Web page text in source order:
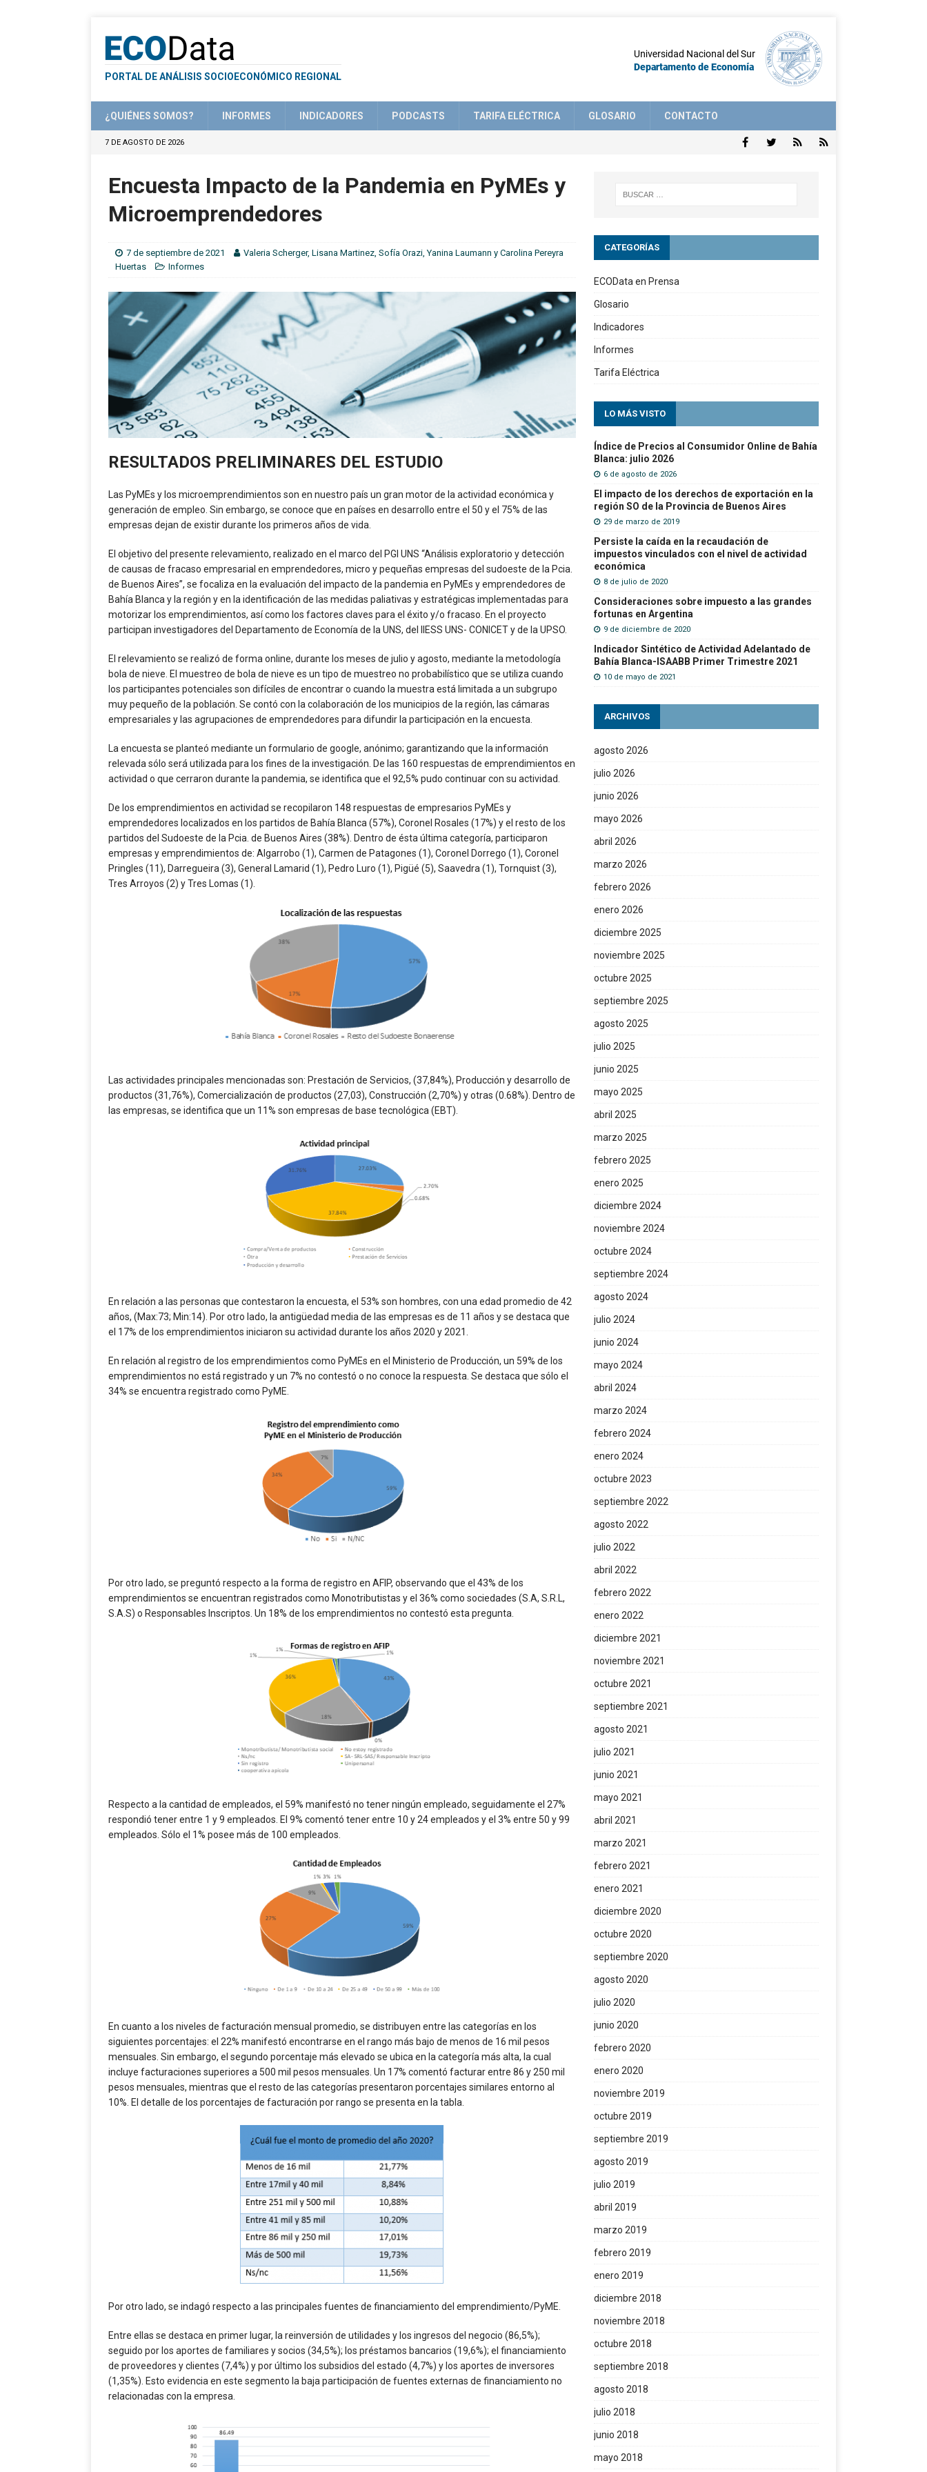
PORTAL DE ANÁLISIS SOCIOECONÓMICO REGIONAL
¿QUIÉNES SOMOS? INFORMES INDICADORES PODCASTS TARIFA ELÉCTRICA GLOSARIO CONTACTO
7 DE AGOSTO DE 2026
Encuesta Impacto de la Pandemia en PyMEs y
Microemprendedores
7 de septiembre de 2021 Valeria Scherger, Lisana Martinez, Sofía Orazi,Yanina Laumann y Carolina Pereyra
Huertas
Informes
RESULTADOS PRELIMINARES DEL ESTUDIO
Las PyMEs y los microemprendimientos son en nuestro país un gran motor de la actividad económica y
generación de empleo. Sin embargo, se conoce que en países en desarrollo entre el 50 y el 75% de las
empresas dejan de existir durante los primeros años de vida.
El objetivo del presente relevamiento, realizado en el marco del PGI UNS “Análisis exploratorio y detección
de causas de fracaso empresarial en emprendedores, micro y pequeñas empresas del sudoeste de la Pcia.
de Buenos Aires”, se focaliza en la evaluación del impacto de la pandemia en PyMEs y emprendedores de
Bahía Blanca y la región y en la identificación de las medidas paliativas y estratégicas implementadas para
motorizar los emprendimientos, así como los factores claves para el éxito y/o fracaso. En el proyecto
participan investigadores del Departamento de Economía de la UNS, del IIESS UNS- CONICET y de la UPSO.
El relevamiento se realizó de forma online, durante los meses de julio y agosto, mediante la metodología
bola de nieve. El muestreo de bola de nieve es un tipo de muestreo no probabilístico que se utiliza cuando
los participantes potenciales son difíciles de encontrar o cuando la muestra está limitada a un subgrupo
muy pequeño de la población. Se contó con la colaboración de los municipios de la región, las cámaras
empresariales y las agrupaciones de emprendedores para difundir la participación en la encuesta.
La encuesta se planteó mediante un formulario de google, anónimo; garantizando que la información
relevada sólo será utilizada para los fines de la investigación. De las 160 respuestas de emprendimientos en
actividad o que cerraron durante la pandemia, se identifica que el 92,5% pudo continuar con su actividad.
De los emprendimientos en actividad se recopilaron 148 respuestas de empresarios PyMEs y
emprendedores localizados en los partidos de Bahía Blanca (57%), Coronel Rosales (17%) y el resto de los
partidos del Sudoeste de la Pcia. de Buenos Aires (38%). Dentro de ésta última categoría, participaron
empresas y emprendimientos de: Algarrobo (1), Carmen de Patagones (1), Coronel Dorrego (1), Coronel
Pringles (11), Darregueira (3), General Lamarid (1), Pedro Luro (1), Pigüé (5), Saavedra (1), Tornquist (3),
Tres Arroyos (2) y Tres Lomas (1).
Las actividades principales mencionadas son: Prestación de Servicios, (37,84%), Producción y desarrollo de
productos (31,76%), Comercialización de productos (27,03), Construcción (2,70%) y otras (0.68%). Dentro de
las empresas, se identifica que un 11% son empresas de base tecnológica (EBT).
En relación a las personas que contestaron la encuesta, el 53% son hombres, con una edad promedio de 42
años, (Max:73; Min:14). Por otro lado, la antigüedad media de las empresas es de 11 años y se destaca que
el 17% de los emprendimientos iniciaron su actividad durante los años 2020 y 2021.
En relación al registro de los emprendimientos como PyMEs en el Ministerio de Producción, un 59% de los
emprendimientos no está registrado y un 7% no contestó o no conoce la respuesta. Se destaca que sólo el
34% se encuentra registrado como PyME.
Por otro lado, se preguntó respecto a la forma de registro en AFIP, observando que el 43% de los
emprendimientos se encuentran registrados como Monotributistas y el 36% como sociedades (S.A, S.R.L,
S.A.S) o Responsables Inscriptos. Un 18% de los emprendimientos no contestó esta pregunta.
Respecto a la cantidad de empleados, el 59% manifestó no tener ningún empleado, seguidamente el 27%
respondió tener entre 1 y 9 empleados. El 9% comentó tener entre 10 y 24 empleados y el 3% entre 50 y 99
empleados. Sólo el 1% posee más de 100 empleados.
En cuanto a los niveles de facturación mensual promedio, se distribuyen entre las categorías en los
siguientes porcentajes: el 22% manifestó encontrarse en el rango más bajo de menos de 16 mil pesos
mensuales. Sin embargo, el segundo porcentaje más elevado se ubica en la categoría más alta, la cual
incluye facturaciones superiores a 500 mil pesos mensuales. Un 17% comentó facturar entre 86 y 250 mil
pesos mensuales, mientras que el resto de las categorías presentaron porcentajes similares entorno al
10%. El detalle de los porcentajes de facturación por rango se presenta en la tabla.
Por otro lado, se indagó respecto a las principales fuentes de financiamiento del emprendimiento/PyME.
Entre ellas se destaca en primer lugar, la reinversión de utilidades y los ingresos del negocio (86,5%);
seguido por los aportes de familiares y socios (34,5%); los préstamos bancarios (19,6%); el financiamiento
de proveedores y clientes (7,4%) y por último los subsidios del estado (4,7%) y los aportes de inversores
(1,35%). Esto evidencia en este segmento la baja participación de fuentes externas de financiamiento no
relacionadas con la empresa.
CATEGORÍAS
ECOData en Prensa
Glosario
Indicadores
Informes
Tarifa Eléctrica
LO MÁS VISTO
Índice de Precios al Consumidor Online de Bahía
Blanca: julio 2026
6 de agosto de 2026
El impacto de los derechos de exportación en la
región SO de la Provincia de Buenos Aires
29 de marzo de 2019
Persiste la caída en la recaudación de
impuestos vinculados con el nivel de actividad
económica
8 de julio de 2020
Consideraciones sobre impuesto a las grandes
fortunas en Argentina
9 de diciembre de 2020
Indicador Sintético de Actividad Adelantado de
Bahía Blanca-ISAABB Primer Trimestre 2021
10 de mayo de 2021
ARCHIVOS
agosto 2026
julio 2026
junio 2026
mayo 2026
abril 2026
marzo 2026
febrero 2026
enero 2026
diciembre 2025
noviembre 2025
octubre 2025
septiembre 2025
agosto 2025
julio 2025
junio 2025
mayo 2025
abril 2025
marzo 2025
febrero 2025
enero 2025
diciembre 2024
noviembre 2024
octubre 2024
septiembre 2024
agosto 2024
julio 2024
junio 2024
mayo 2024
abril 2024
marzo 2024
febrero 2024
enero 2024
octubre 2023
septiembre 2022
agosto 2022
julio 2022
abril 2022
febrero 2022
enero 2022
diciembre 2021
noviembre 2021
octubre 2021
septiembre 2021
agosto 2021
julio 2021
junio 2021
mayo 2021
abril 2021
marzo 2021
febrero 2021
enero 2021
diciembre 2020
octubre 2020
septiembre 2020
agosto 2020
julio 2020
junio 2020
febrero 2020
enero 2020
noviembre 2019
octubre 2019
septiembre 2019
agosto 2019
julio 2019
abril 2019
marzo 2019
febrero 2019
enero 2019
diciembre 2018
noviembre 2018
octubre 2018
septiembre 2018
agosto 2018
julio 2018
junio 2018
mayo 2018